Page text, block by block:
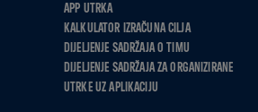
APP UTRKA
KALKULATOR IZRAČUNA CILJA
DIJELJENJE SADRŽAJA O TIMU
DIJELJENJE SADRŽAJA ZA ORGANIZIRANE
UTRKE UZ APLIKACIJU